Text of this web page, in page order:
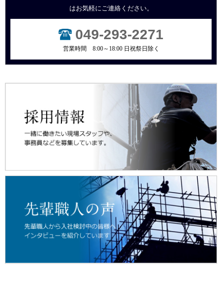
はお気軽にご連絡ください。
049-293-2271
営業時間 8:00～18:00 日祝祭日除く